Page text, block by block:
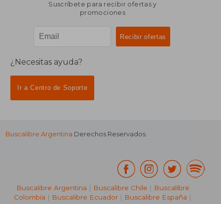
Suscríbete para recibir ofertas y
promociones
¿Necesitas ayuda?
Ir a Centro de Soporte
Buscalibre Argentina Derechos Reservados.
Buscalibre Argentina | Buscalibre Chile | Buscalibre
Colombia | Buscalibre Ecuador | Buscalibre España |